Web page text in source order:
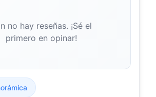
baloiço
observar as pa...
no hay reseñas. ¡Sé el
primero en opinar!